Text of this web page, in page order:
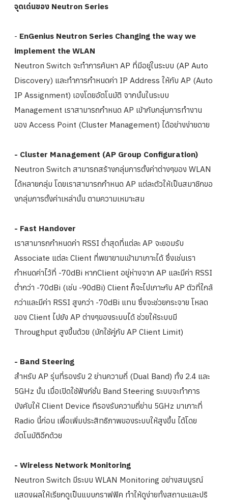
จุดเด่นของ Neutron Series
- EnGenius Neutron Series Changing the way we
implement the WLAN
Neutron Switch จะทำการค้นหา AP ที่มีอยู่ในระบบ (AP Auto
Discovery) และทำการกำหนดค่า IP Address ให้กับ AP (Auto
IP Assignment) เองโดยอัตโนมัติ จากนั้นในระบบ
Management เราสามารถกำหนด AP เข้ากับกลุ่มการทำงาน
ของ Access Point (Cluster Management) ได้อย่างง่ายดาย
- Cluster Management (AP Group Configuration)
Neutron Switch สามารถสร้างกลุ่มการตั้งค่าต่างๆของ WLAN
ได้หลายกลุ่ม โดยเราสามารถกำหนด AP แต่ละตัวให้เป็นสมาชิกขอ
งกลุ่มการตั้งค่าเหล่านั้น ตามความเหมาะสม
- Fast Handover
เราสามารถกำหนดค่า RSSI ต่ำสุดที่แต่ละ AP จะยอมรับ
Associate แต่ละ Client ที่พยายามเข้ามาเกาะได้ ซึ่งเช่นเรา
กำหนดค่าไว้ที่ -70dBi หากClient อยู่ห่างจาก AP และมีค่า RSSI
ต่ำกว่า -70dBi (เช่น -90dBi) Client ก็จะไปเกาะกับ AP ตัวที่ใกล้
กว่าและมีค่า RSSI สูงกว่า -70dBi แทน ซึ่งจะช่วยกระจาย โหลด
ของ Client ไปยัง AP ต่างๆของระบบได้ ช่วยให้ระบบมี
Throughput สูงขึ้นด้วย (มักใช้คู่กับ AP Client Limit)
- Band Steering
สำหรับ AP รุ่นที่รองรับ 2 ย่านความถี่ (Dual Band) ทั้ง 2.4 และ
5GHz นั้น เมื่อเปิดใช้ฟังก์ชั่น Band Steering ระบบจะทำการ
บังคับให้ Client Device ทีรองรับความถี่ย่าน 5GHz มาเกาะที่
Radio นี้ก่อน เพื่อเพิ่มประสิทธิภาพของระบบให้สูงขึ้น ได้โดย
อัตโนมัติอีกด้วย
- Wireless Network Monitoring
Neutron Switch มีระบบ WLAN Monitoring อย่างสมบูรณ์
แสดงผลให้เรียกดูเป็นแบบกราฟฟิค ทำให้ดูง่ายทั้งสถานะและปริ